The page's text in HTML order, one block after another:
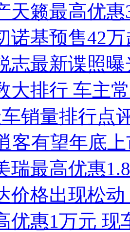
天籁最高优
诺基预售42
志最新谍照
大排行 车主
销量排行点
客有望年底
瑞最高优惠
价格出现松
优惠1万元 现